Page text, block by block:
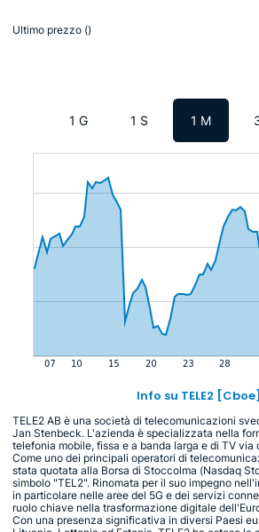
Ultimo prezzo ()
1 G 1 S 1 M
Info su TELE2 [Cboe]
TELE2 AB è una società di telecomunicazioni
Jan Stenbeck. L'azienda è specializzata nella
telefonia mobile, fissa e a banda larga e di TV via
Come uno dei principali operatori di
stata quotata alla Borsa di Stoccolma (Nasdaq
simbolo "TEL2". Rinomata per il suo impegno
in particolare nelle aree del 5G e dei servizi
ruolo chiave nella trasformazione digitale
Con una presenza significativa in diversi Paesi